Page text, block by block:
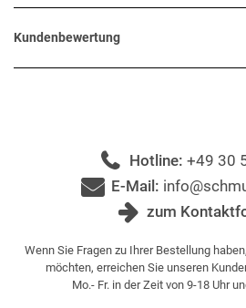
Kundenbewertung
Hotline: +49 30
E-Mail:
zum
Wenn Sie Fragen zu Ihrer Bestellung
möchten, erreichen Sie unseren
Mo.- Fr. in der Zeit von 9-18 Uhr